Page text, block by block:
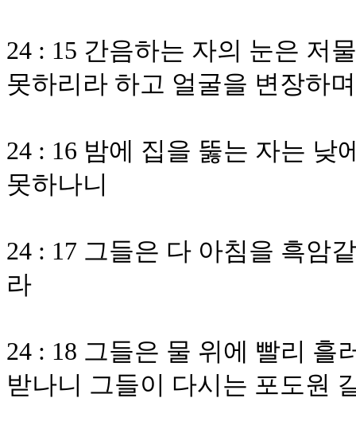
24 : 15 간음하는 자의 눈은 저
못하리라 하고 얼굴을 변장하며
24 : 16 밤에 집을 뚫는 자는 낮
못하나니
24 : 17 그들은 다 아침을 흑암
라
24 : 18 그들은 물 위에 빨리 흘
받나니 그들이 다시는 포도원